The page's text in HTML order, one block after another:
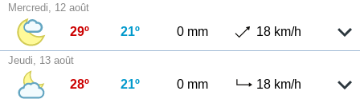
Mercredi, 12 août
29º 21º 0 mm 18 km/h
Jeudi, 13 août
28º 21º 0 mm 18 km/h